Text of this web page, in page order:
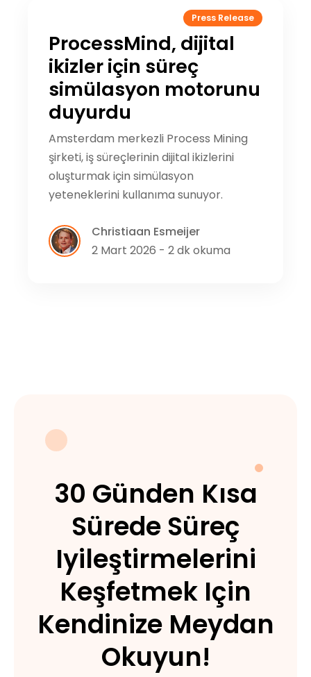
Press Release
ProcessMind, dijital
ikizler için süreç
simülasyon motorunu
duyurdu
Amsterdam merkezli Process Mining
şirketi, iş süreçlerinin dijital ikizlerini
oluşturmak için simülasyon
yeteneklerini kullanıma sunuyor.
Christiaan Esmeijer
2 Mart 2026 - 2 dk okuma
30 Günden Kısa
Sürede Süreç
Iyileştirmelerini
Keşfetmek Için
Kendinize Meydan
Okuyun!